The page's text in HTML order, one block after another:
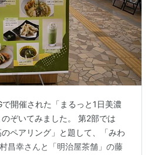
開催された「まるっと1日美濃
ぞいてみました。 第2部では
のペアリング」と題して、「みわ
昌幸さんと「明治屋茶舗」の藤